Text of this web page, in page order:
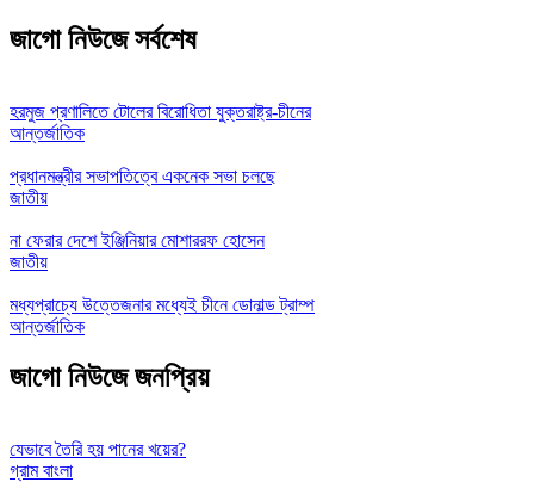
জাগো নিউজে সর্বশেষ
হরমুজ প্রণালিতে টোলের বিরোধিতা যুক্তরাষ্ট্র-চীনের
আন্তর্জাতিক
প্রধানমন্ত্রীর সভাপতিত্বে একনেক সভা চলছে
জাতীয়
না ফেরার দেশে ইঞ্জিনিয়ার মোশাররফ হোসেন
জাতীয়
মধ্যপ্রাচ্যে উত্তেজনার মধ্যেই চীনে ডোনাল্ড ট্রাম্প
আন্তর্জাতিক
জাগো নিউজে জনপ্রিয়
যেভাবে তৈরি হয় পানের খয়ের?
গ্রাম বাংলা